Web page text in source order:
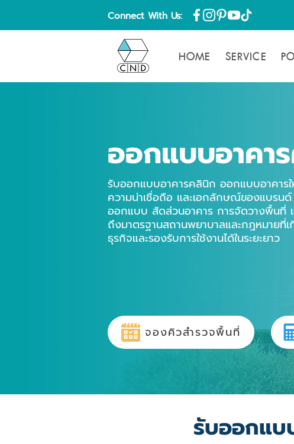
Connect With Us:
HOME SERVICE
ออกแบบอาคา
รับออกแบบอาคารคลินิก ออกแบบอาคารใ
ความน่าเชื่อถือ และเอกลักษณ์ของแบรน
ออกแบบ สัดส่วนอาคาร การจัดวางพื้นที่
ถึงมาตรฐานสถานพยาบาลและกฎหมายที่
ธุรกิจและรองรับการใช้งานได้ในระยะยาว
จองคิวสำรวจพื้นที่
รับออกแบ